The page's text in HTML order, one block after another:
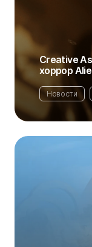
Creative
хоррор
Новости